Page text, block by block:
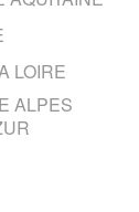
LOIRE
ALPES